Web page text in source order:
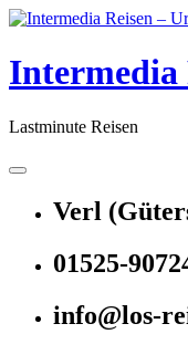
Skip
content
Intermedia
Lastminute Reisen
Verl
01525-
info@los-